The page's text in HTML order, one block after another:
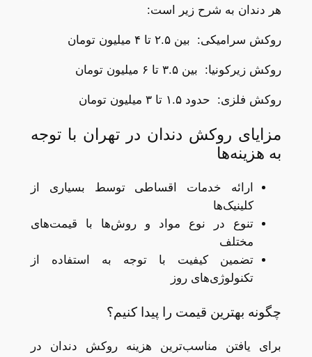
هر دندان به شرح زیر است:
روکش سرامیکی: بین ۲.۵ تا ۴ میلیون تومان
روکش زیرکونیا: بین ۳.۵ تا ۶ میلیون تومان
روکش فلزی: حدود ۱.۵ تا ۳ میلیون تومان
مزایای روکش دندان در تهران با توجه
به هزینه‌ها
ارائه خدمات اقساطی توسط بسیاری از
کلینیک‌ها
تنوع در نوع مواد و روش‌ها با قیمت‌های
مختلف
تضمین کیفیت با توجه به استفاده از
تکنولوژی‌های روز
چگونه بهترین قیمت را پیدا کنیم؟
برای یافتن مناسب‌ترین هزینه روکش دندان در